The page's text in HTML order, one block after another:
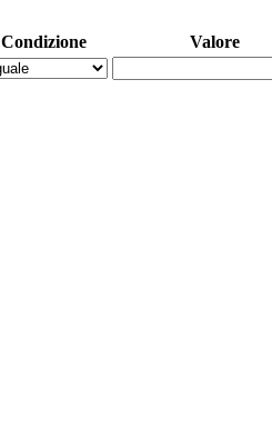
Condizione Valore